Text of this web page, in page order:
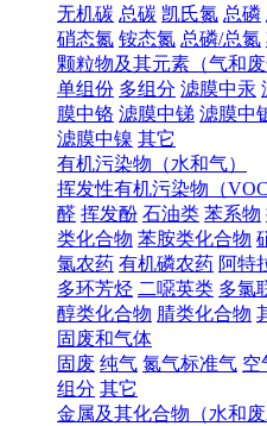
无机碳 总碳 凯氏氮 总磷
硝态氮 铵态氮 总磷/总氮
颗粒物及其元素（气和废
单组份 多组分 滤膜中汞
膜中铬 滤膜中锑 滤膜中
滤膜中镍 其它
有机污染物（水和气）
挥发性有机污染物（
醛 挥发酚 石油类 苯系物
类化合物 苯胺类化合物
氯农药 有机磷农药 阿特
多环芳烃 二噁英类 多氯
醇类化合物 腈类化合物
固废和气体
固废 纯气 氮气标准气 空
组分 其它
金属及其化合物（水和废